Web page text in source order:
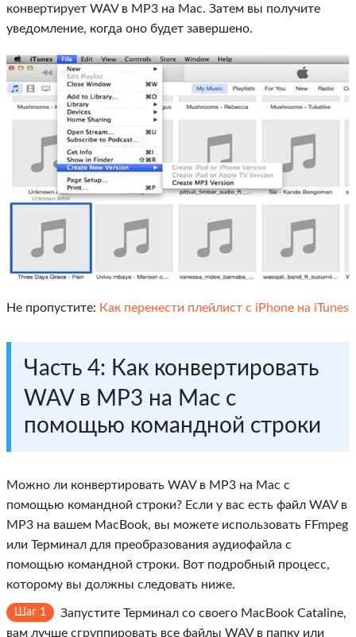
конвертирует WAV в MP3 на Mac. Затем вы получите
уведомление, когда оно будет завершено.
Не пропустите: Как перенести плейлист с iPhone на iTunes
Часть 4: Как конвертировать
WAV в MP3 на Mac с
помощью командной строки
Можно ли конвертировать WAV в MP3 на Mac с
помощью командной строки? Если у вас есть файл WAV в
MP3 на вашем MacBook, вы можете использовать FFmpeg
или Терминал для преобразования аудиофайла с
помощью командной строки. Вот подробный процесс,
которому вы должны следовать ниже.
Шаг 1
Запустите Терминал со своего MacBook Cataline,
вам лучше сгруппировать все файлы WAV в папку или